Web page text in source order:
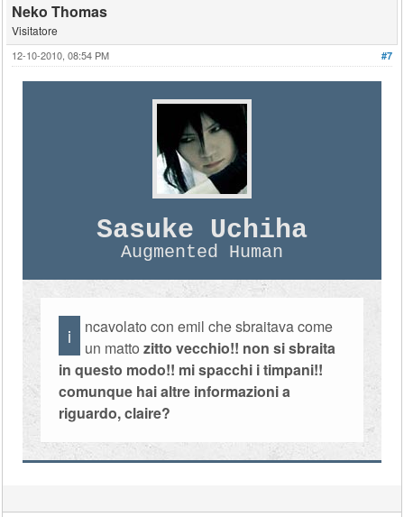
Neko Thomas
Visitatore
#7
12-10-2010, 08:54 PM
Sasuke Uchiha
Augmented Human
i
ncavolato con emil che sbraitava come
un mattozitto vecchio!! non si sbraita
in questo modo!! mi spacchi i timpani!!
comunque hai altre informazioni a
riguardo, claire?